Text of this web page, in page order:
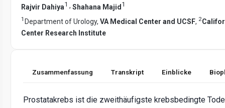
Rajvir Dahiya1 , Shahana Majid 1
1 Department of Urology, VA Medical Center and UCSF, 2
Center Research Institute
Zusammenfassung Transkript Einblicke
Prostatakrebs ist die zweithäufigste krebsbedingte